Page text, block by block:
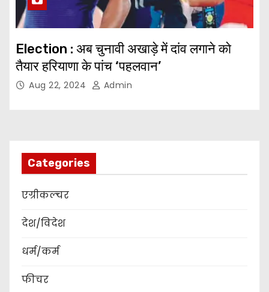
Election : अब चुनावी अखाड़े में दांव लगाने काे
तैयार हरियाणा के पांच ‘पहलवान’
Aug 22, 2024 Admin
Categories
एग्रीकल्चर
देश/विदेश
धर्म/कर्म
फीचर